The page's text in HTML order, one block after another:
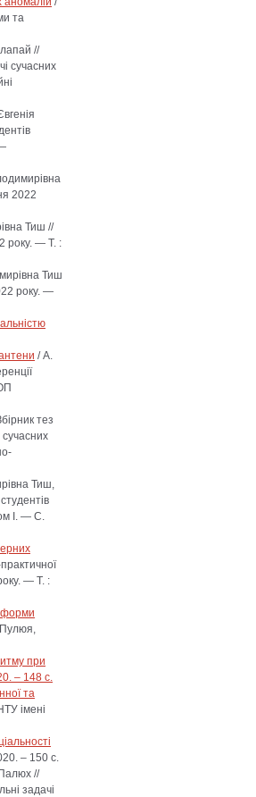
та
//
сучасних
2022
Тиш //
року. — Т. :
Тиш
року. —
/ А.
тез
сучасних
Тиш,
I. — С.
— Т. :
форми
Пулюя,
при
– 148 с.
та
імені
– 150 с.
//
задачі